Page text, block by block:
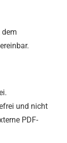
und nicht
PDF-